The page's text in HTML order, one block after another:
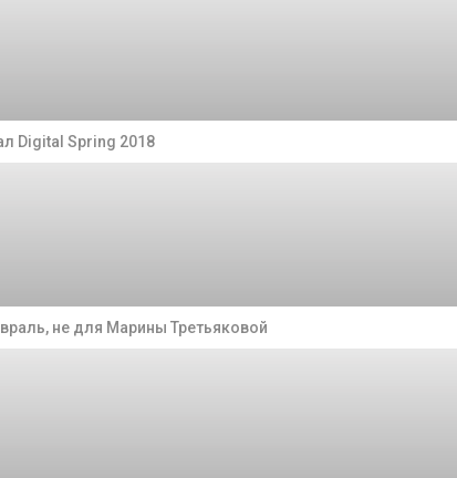
Digital Spring 2018
не для Марины Третьяковой